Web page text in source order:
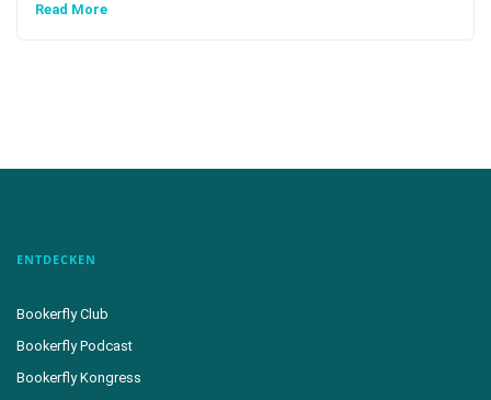
Read More
ENTDECKEN
Bookerfly Club
Bookerfly Podcast
Bookerfly Kongress